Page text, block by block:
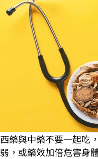
西藥與中藥不要一起吃
弱，或藥效加倍危害身